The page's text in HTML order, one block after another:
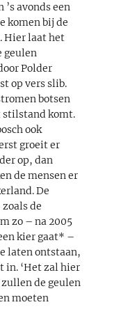
avonds een
komen bij de
Hier laat het
geulen
Polder
op vers slib.
botsen
stilstand komt.
ook
groeit er
op, dan
de mensen er
De
de
zo – na 2005
kier gaat* –
laten ontstaan,
in. ‘Het zal hier
de geulen
moeten